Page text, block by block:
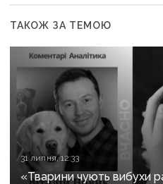
ТАКОЖ ЗА ТЕМОЮ
31 липня, 12:33
«Тварини чують вибухи